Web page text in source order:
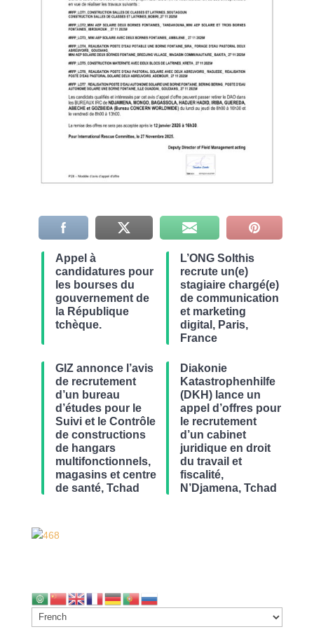
Appel à
candidatures pour
les bourses du
gouvernement de
la République
tchèque.
L’ONG Solthis
recrute un(e)
stagiaire chargé(e)
de communication
et marketing
digital, Paris,
France
GIZ annonce l’avis
de recrutement
d’un bureau
d’études pour le
Suivi et le Contrôle
de constructions
de hangars
multifonctionnels,
magasins et centre
de santé, Tchad
Diakonie
Katastrophenhilfe
(DKH) lance un
appel d’offres pour
le recrutement
d’un cabinet
juridique en droit
du travail et
fiscalité,
N’Djamena, Tchad